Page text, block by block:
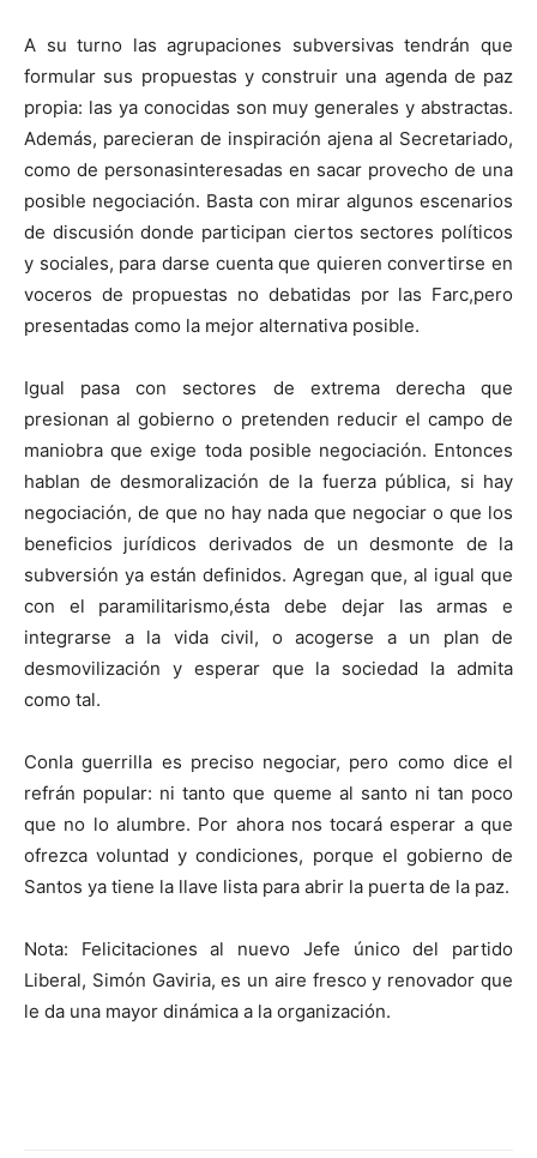
A su turno las agrupaciones subversivas tendrán que
formular sus propuestas y construir una agenda de paz
propia: las ya conocidas son muy generales y abstractas.
Además, parecieran de inspiración ajena al Secretariado,
como de personasinteresadas en sacar provecho de una
posible negociación. Basta con mirar algunos escenarios
de discusión donde participan ciertos sectores políticos
y sociales, para darse cuenta que quieren convertirse en
voceros de propuestas no debatidas por las Farc,pero
presentadas como la mejor alternativa posible.
Igual pasa con sectores de extrema derecha que
presionan al gobierno o pretenden reducir el campo de
maniobra que exige toda posible negociación. Entonces
hablan de desmoralización de la fuerza pública, si hay
negociación, de que no hay nada que negociar o que los
beneficios jurídicos derivados de un desmonte de la
subversión ya están definidos. Agregan que, al igual que
con el paramilitarismo,ésta debe dejar las armas e
integrarse a la vida civil, o acogerse a un plan de
desmovilización y esperar que la sociedad la admita
como tal.
Conla guerrilla es preciso negociar, pero como dice el
refrán popular: ni tanto que queme al santo ni tan poco
que no lo alumbre. Por ahora nos tocará esperar a que
ofrezca voluntad y condiciones, porque el gobierno de
Santos ya tiene la llave lista para abrir la puerta de la paz.
Nota: Felicitaciones al nuevo Jefe único del partido
Liberal, Simón Gaviria, es un aire fresco y renovador que
le da una mayor dinámica a la organización.